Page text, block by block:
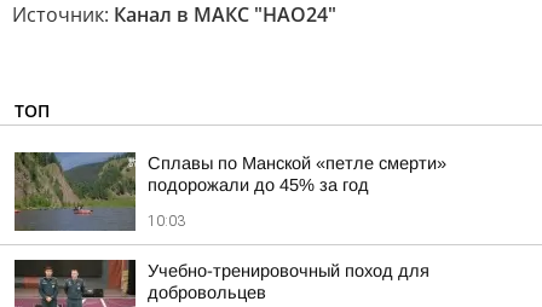
Источник: Канал в МАКС "НАО24"
ТОП
Сплавы по Манской «петле смерти»
подорожали до 45% за год
10:03
Учебно-тренировочный поход для
добровольцев